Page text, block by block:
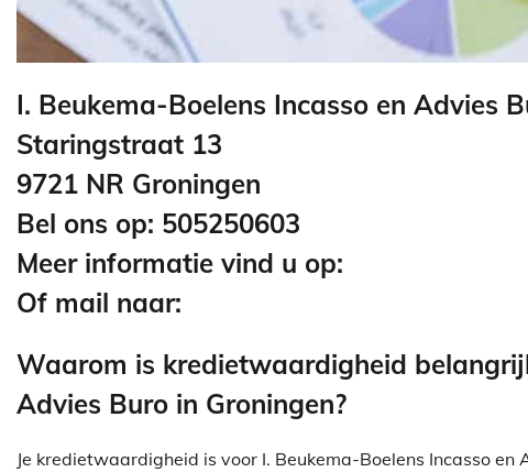
I. Beukema-Boelens Incasso en Advies
Staringstraat 13
9721 NR Groningen
Bel ons op: 505250603
Meer informatie vind u op:
Of mail naar:
Waarom is kredietwaardigheid
Advies Buro in Groningen?
Je kredietwaardigheid is voor I. Beukema-Boelens Incasso